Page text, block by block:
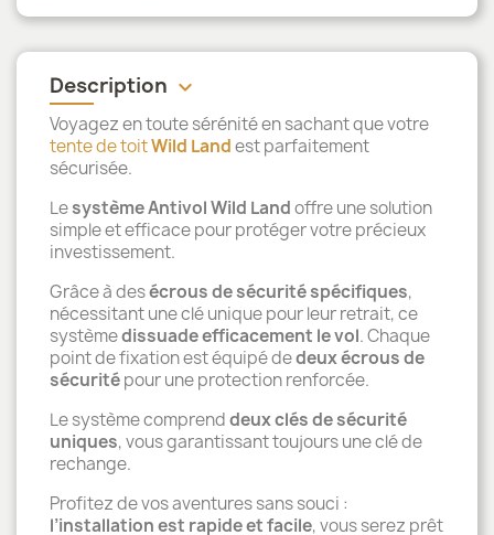
Description keyboard_arrow_down
Voyagez en toute sérénité en sachant que votre
tente de toitWild Landest parfaitement
sécurisée.
Lesystème Antivol Wild Landoffre une solution
simple et efficace pour protéger votre précieux
investissement.
Grâce à desécrous de sécurité spécifiques,
nécessitant une clé unique pour leur retrait, ce
systèmedissuade efficacement le vol. Chaque
point de fixation est équipé dedeux écrous de
sécuritépour une protection renforcée.
Le système comprenddeux clés de sécurité
uniques, vous garantissant toujours une clé de
rechange.
Profitez de vos aventures sans souci :
l’installation est rapide et facile, vous serez prêt